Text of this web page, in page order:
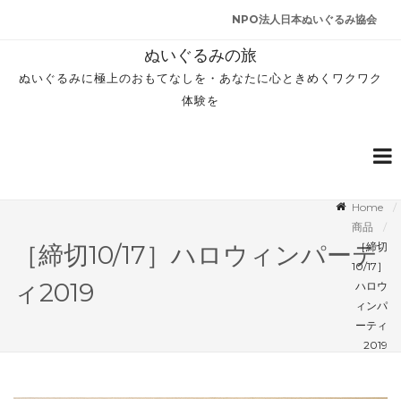
NPO法人日本ぬいぐるみ協会
ぬいぐるみの旅
ぬいぐるみに極上のおもてなしを・あなたに心ときめくワクワク
体験を
［締切10/17］ハロウィンパーテ
ィ2019
Home
商品
［締切
10/17］
ハロウ
ィンパ
ーティ
2019